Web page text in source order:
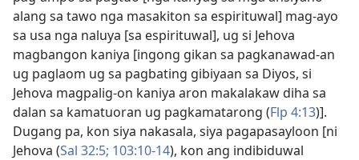
alang sa tawo nga masakiton sa espirituwal] mag-ayo
sa usa nga naluya [sa espirituwal], ug si Jehova
magbangon kaniya [ingong gikan sa pagkanawad-an
ug paglaom ug sa pagbating gibiyaan sa Diyos, si
Jehova magpalig-on kaniya aron makalakaw diha sa
dalan sa kamatuoran ug pagkamatarong (Flp 4:13)].
Dugang pa, kon siya nakasala, siya pagapasayloon [ni
Jehova (Sal 32:5; 103:10-14), kon ang indibiduwal